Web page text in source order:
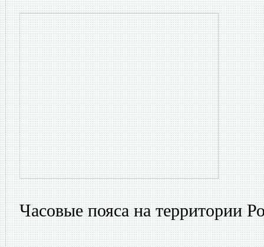
Часовые пояса на территории